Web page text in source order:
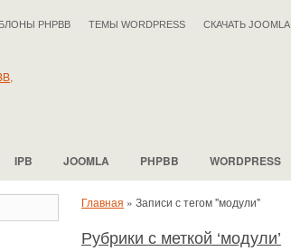
PHPBB ТЕМЫ WORDPRESS СКАЧАТЬ JOOMLA
IPB JOOMLA PHPBB WORDPRESS
Главная » Записи с тегом "модули"
Рубрики с меткой ‘модули’